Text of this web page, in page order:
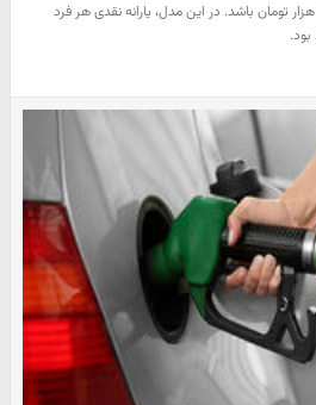
باهنر: قیمت واقعی بنزین باید ۷۰ هزار تومان باشد. در این مدل، یارانه نقدی هر فرد